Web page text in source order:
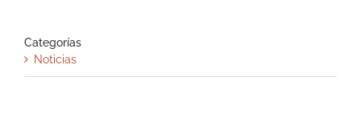
Categorías
Noticias